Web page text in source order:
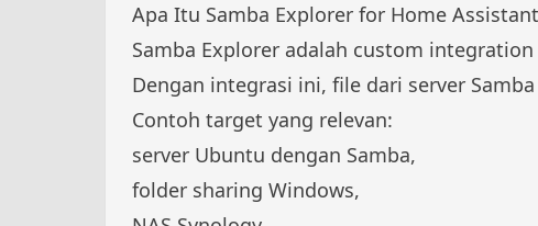
Apa Itu Samba Explorer for Home
Samba Explorer adalah custom
Dengan integrasi ini, file dari server
Contoh target yang relevan:
server Ubuntu dengan Samba,
folder sharing Windows,